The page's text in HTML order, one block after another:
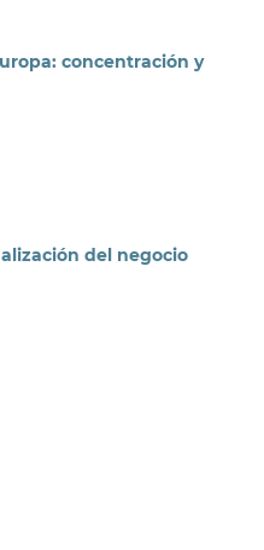
concentración y
del negocio